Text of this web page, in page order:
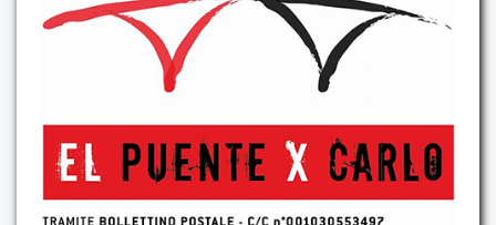
Contatti